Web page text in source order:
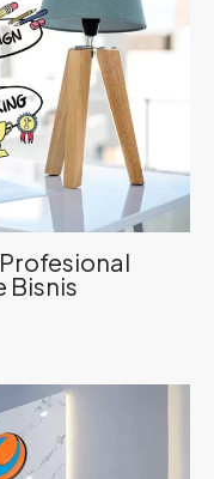
Bisnis